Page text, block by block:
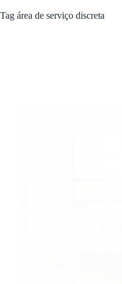
Tag área de serviço discreta